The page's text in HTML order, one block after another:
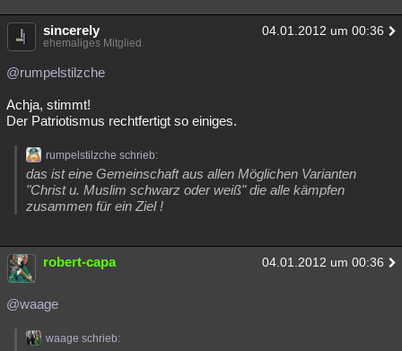
sincerely 04.01.2012 um 00:36
ehemaliges Mitglied
@rumpelstilzche
Achja, stimmt!
Der Patriotismus rechtfertigt so einiges.
rumpelstilzche schrieb:
das ist eine Gemeinschaft aus allen Möglichen Varianten
"Christ u. Muslim schwarz oder weiß" die alle kämpfen
zusammen für ein Ziel !
robert-capa 04.01.2012 um 00:36
@waage
waage schrieb: